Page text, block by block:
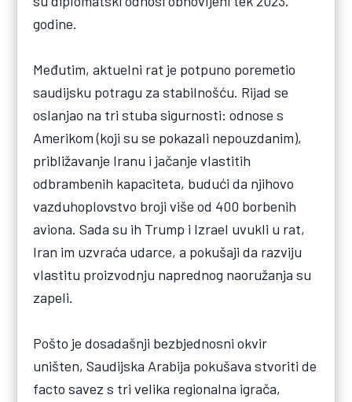
godine.
Međutim, aktuelni rat je potpuno poremetio
saudijsku potragu za stabilnošću. Rijad se
oslanjao na tri stuba sigurnosti: odnose s
Amerikom (koji su se pokazali nepouzdanim),
približavanje Iranu i jačanje vlastitih
odbrambenih kapaciteta, budući da njihovo
vazduhoplovstvo broji više od 400 borbenih
aviona. Sada su ih Trump i Izrael uvukli u rat,
Iran im uzvraća udarce, a pokušaji da razviju
vlastitu proizvodnju naprednog naoružanja su
zapeli.
Pošto je dosadašnji bezbjednosni okvir
uništen, Saudijska Arabija pokušava stvoriti de
facto savez s tri velika regionalna igrača,